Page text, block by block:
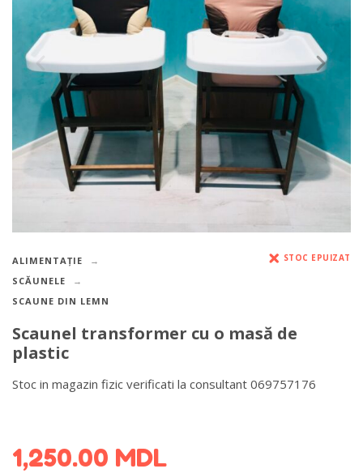
ALIMENTAȚIE
SCĂUNELE
SCAUNE DIN LEMN
STOC EPUIZAT
Scaunel transformer cu o masă de
plastic
Stoc in magazin fizic verificati la consultant 069757176
1,250.00 MDL